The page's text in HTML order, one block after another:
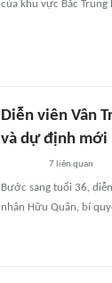
của khu vực Bắc
Diễn viên Vân
và dự định mới
7 liên quan
Bước sang tuổi 36,
nhân Hữu Quân, bí